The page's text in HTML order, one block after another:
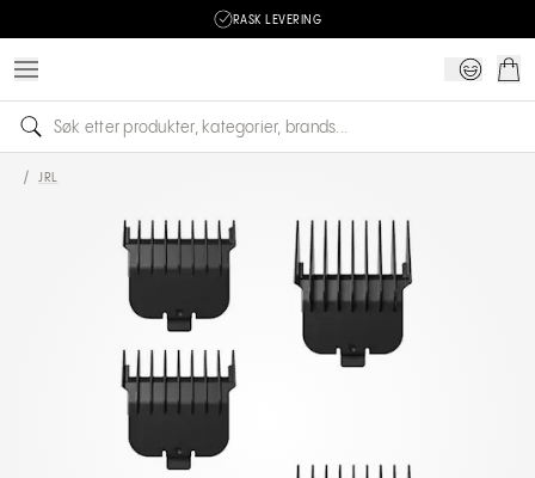
RASK LEVERING
/ JRL